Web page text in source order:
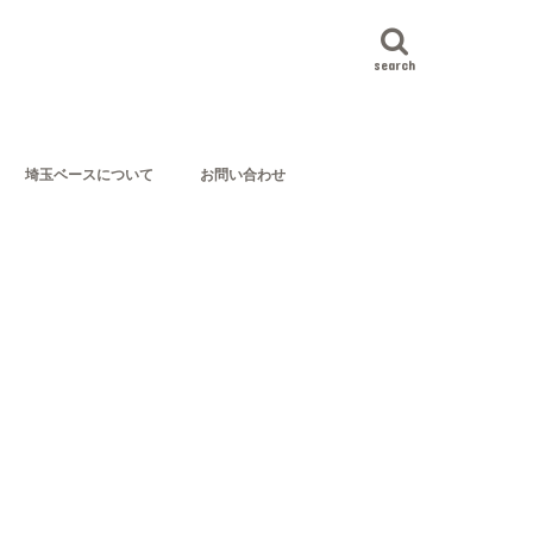
search
埼玉ベースについて お問い合わせ